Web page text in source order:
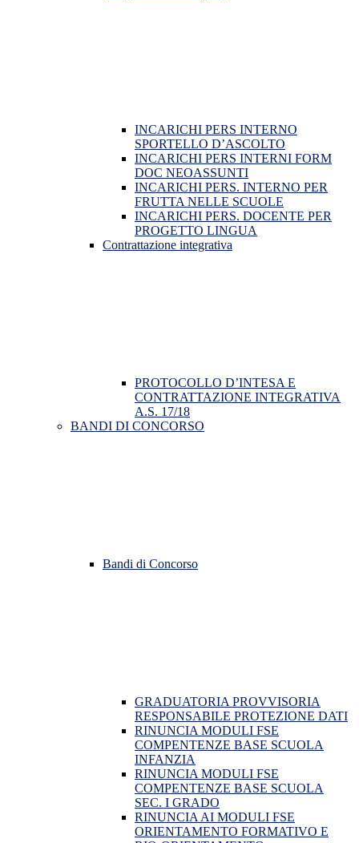
INCARICHI PERS INTERNO
SPORTELLO D’ASCOLTO
INCARICHI PERS INTERNI FORM
DOC NEOASSUNTI
INCARICHI PERS. INTERNO PER
FRUTTA NELLE SCUOLE
INCARICHI PERS. DOCENTE PER
PROGETTO LINGUA
Contrattazione integrativa
PROTOCOLLO D’INTESA E
CONTRATTAZIONE INTEGRATIVA
A.S. 17/18
BANDI DI CONCORSO
Bandi di Concorso
GRADUATORIA PROVVISORIA
RESPONSABILE PROTEZIONE DATI
RINUNCIA MODULI FSE
COMPENTENZE BASE SCUOLA
INFANZIA
RINUNCIA MODULI FSE
COMPENTENZE BASE SCUOLA
SEC. I GRADO
RINUNCIA AI MODULI FSE
ORIENTAMENTO FORMATIVO E